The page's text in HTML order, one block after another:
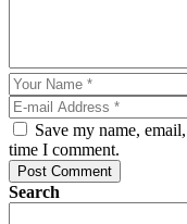
Save my name,
time I comment.
Post Comment
Search